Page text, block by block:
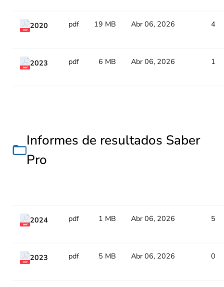
2020 pdf 19 MB Abr 06, 2026 4
2023 pdf 6 MB Abr 06, 2026 1
Informes de resultados Saber
Pro
2024 pdf 1 MB Abr 06, 2026 5
2023 pdf 5 MB Abr 06, 2026 0